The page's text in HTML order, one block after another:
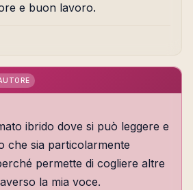
e buon lavoro.
ibrido dove si può leggere e
che sia particolarmente
permette di cogliere altre
la mia voce.